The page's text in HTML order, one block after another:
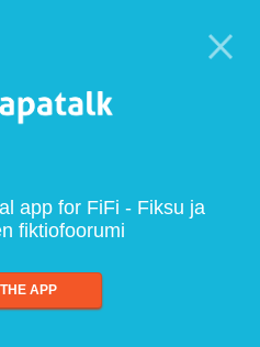
app for FiFi - Fiksu ja
fiktiofoorumi
APP